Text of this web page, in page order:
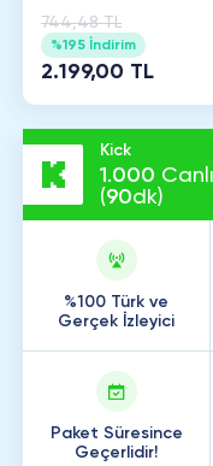
744,48 TL
%195 İndirim
2.199,00 TL
Kick
1 .000
(90dk)
%100 Türk ve
Gerçek İzleyici
Paket Süresince
Geçerlidir!